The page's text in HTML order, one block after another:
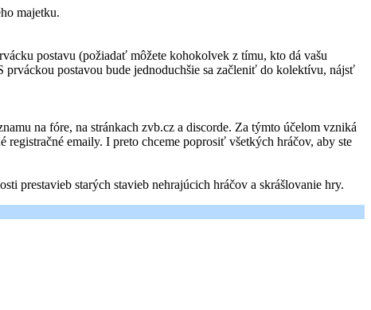
majetku.
postavu (požiadať môžete kohokolvek z tímu, kto dá vašu
postavou bude jednoduchšie sa začleniť do kolektívu, nájsť
na fóre, na stránkach zvb.cz a discorde. Za týmto účelom vzniká
emaily. I preto chceme poprosiť všetkých hráčov, aby ste
prestavieb starých stavieb nehrajúcich hráčov a skrášlovanie hry.